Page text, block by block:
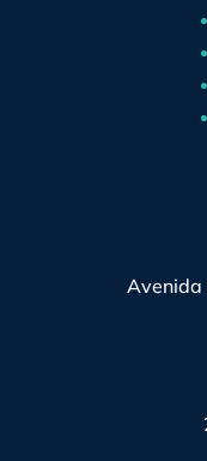
Avenida